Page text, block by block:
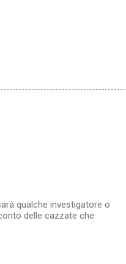
qualche investigatore o
delle cazzate che